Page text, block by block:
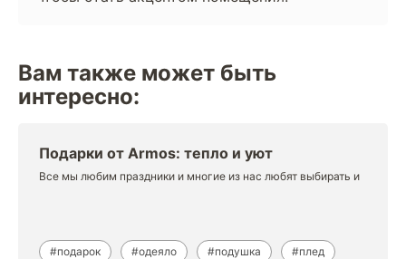
Вам также может быть
интересно:
Подарки от Armos: тепло и уют
Все мы любим праздники и многие из нас любят выбирать и
#подарок #одеяло #подушка #плед